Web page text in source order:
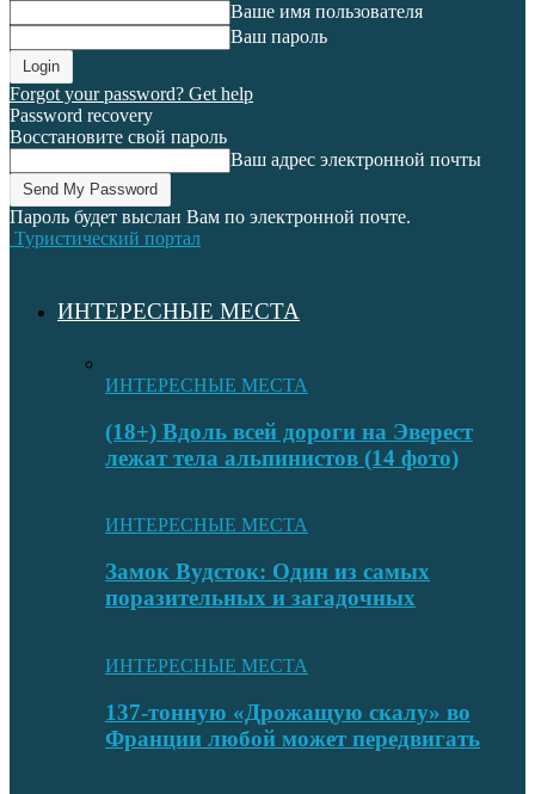
Ваше имя пользователя
Ваш пароль
Forgot your password? Get help
Password recovery
Восстановите свой пароль
Ваш адрес электронной почты
Пароль будет выслан Вам по электронной почте.
Туристический портал
ИНТЕРЕСНЫЕ МЕСТА
ИНТЕРЕСНЫЕ МЕСТА
(18+) Вдоль всей дороги на Эверест
лежат тела альпинистов (14 фото)
ИНТЕРЕСНЫЕ МЕСТА
Замок Вудсток: Один из самых
поразительных и загадочных
ИНТЕРЕСНЫЕ МЕСТА
137-тонную «Дрожащую скалу» во
Франции любой может передвигать